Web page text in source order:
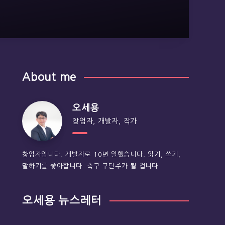
About me
오세용
창업자, 개발자, 작가
창업자입니다. 개발자로 10년 일했습니다. 읽기, 쓰기,
말하기를 좋아합니다. 축구 구단주가 될 겁니다.
오세용 뉴스레터